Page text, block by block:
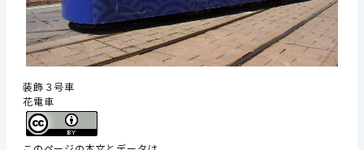
装飾３号車
花電車